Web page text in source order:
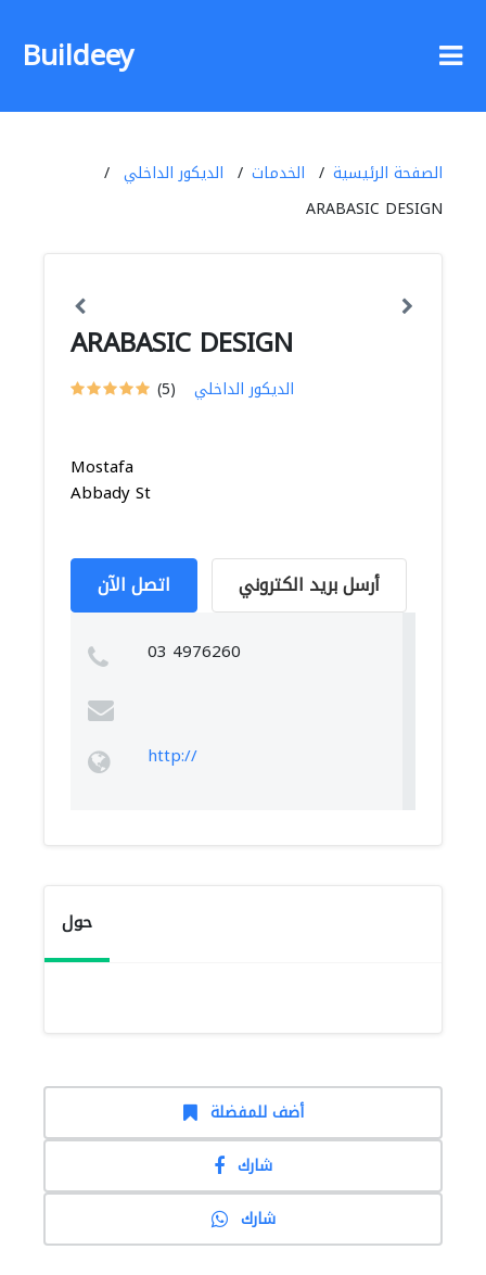
Buildeey
الصفحة الرئيسية الخدمات
الديكور الداخلي
ARABASIC DESIGN
ARABASIC DESIGN
(5) الديكور الداخلي
Mostafa
Abbady St
اتصل الآن أرسل بريد الكتروني
03 4976260
http://
حول
أضف للمفضلة
شارك
شارك